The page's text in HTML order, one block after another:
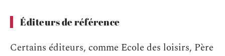
Éditeurs de référence
Certains éditeurs, comme Ecole des loisirs, Père